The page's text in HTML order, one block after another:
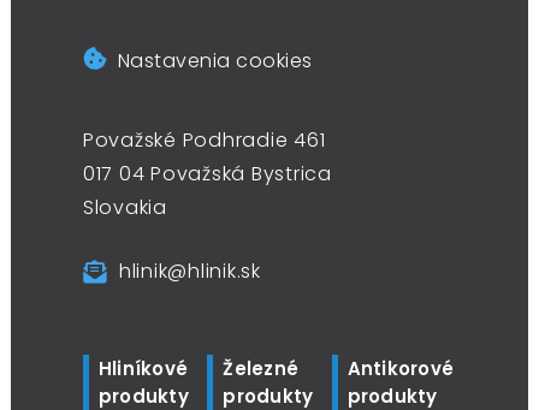
Nastavenia cookies
Považské Podhradie 461
017 04 Považská Bystrica
Slovakia
hlinik@hlinik.sk
Hliníkové
produkty
Železné
produkty
Antikorové
produkty